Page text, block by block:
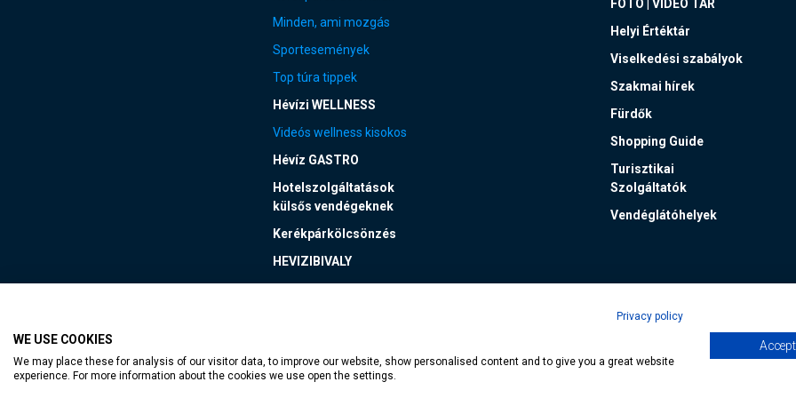
Privacy policy
WE USE COOKIES
We may place these for analysis of our visitor data, to improve our website, show personalised content and to give you a great website
experience. For more information about the cookies we use open the settings.
Accept
Minden, ami mozgás
Sportesemények
Top túra tippek
Hévízi WELLNESS
Videós wellness kisokos
Hévíz GASTRO
Hotelszolgáltatások
külsős vendégeknek
Kerékpárkölcsönzés
HEVIZIBIVALY
FOTÓ | VIDEÓ TÁR
Helyi Értéktár
Viselkedési szabályok
Szakmai hírek
Fürdők
Shopping Guide
Turisztikai
Szolgáltatók
Vendéglátóhelyek
akadálymentesített weblap | Copyright © 2024 Hévíz Város Önkormányzata, Designed byMediaGum|